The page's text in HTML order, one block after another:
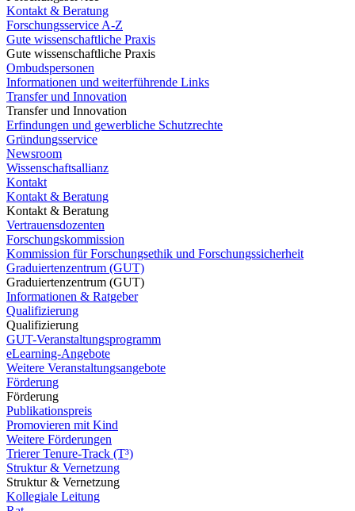
Kontakt & Beratung
Forschungsservice A-Z
Gute wissenschaftliche Praxis
Gute wissenschaftliche Praxis
Ombudspersonen
Informationen und weiterführende Links
Transfer und Innovation
Transfer und Innovation
Erfindungen und gewerbliche Schutzrechte
Gründungsservice
Newsroom
Wissenschaftsallianz
Kontakt
Kontakt & Beratung
Kontakt & Beratung
Vertrauensdozenten
Forschungskommission
Kommission für Forschungsethik und Forschungssicherheit
Graduiertenzentrum (GUT)
Graduiertenzentrum (GUT)
Informationen & Ratgeber
Qualifizierung
Qualifizierung
GUT-Veranstaltungsprogramm
eLearning-Angebote
Weitere Veranstaltungsangebote
Förderung
Förderung
Publikationspreis
Promovieren mit Kind
Weitere Förderungen
Trierer Tenure-Track (T³)
Struktur & Vernetzung
Struktur & Vernetzung
Kollegiale Leitung